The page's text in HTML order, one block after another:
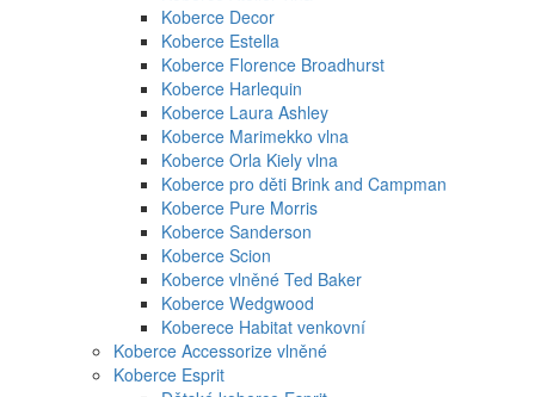
Koberce Decor
Koberce Estella
Koberce Florence Broadhurst
Koberce Harlequin
Koberce Laura Ashley
Koberce Marimekko vlna
Koberce Orla Kiely vlna
Koberce pro děti Brink and Campman
Koberce Pure Morris
Koberce Sanderson
Koberce Scion
Koberce vlněné Ted Baker
Koberce Wedgwood
Koberece Habitat venkovní
Koberce Accessorize vlněné
Koberce Esprit